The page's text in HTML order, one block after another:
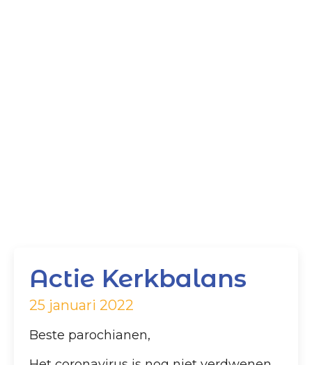
Actie Kerkbalans
25 januari 2022
Beste parochianen,